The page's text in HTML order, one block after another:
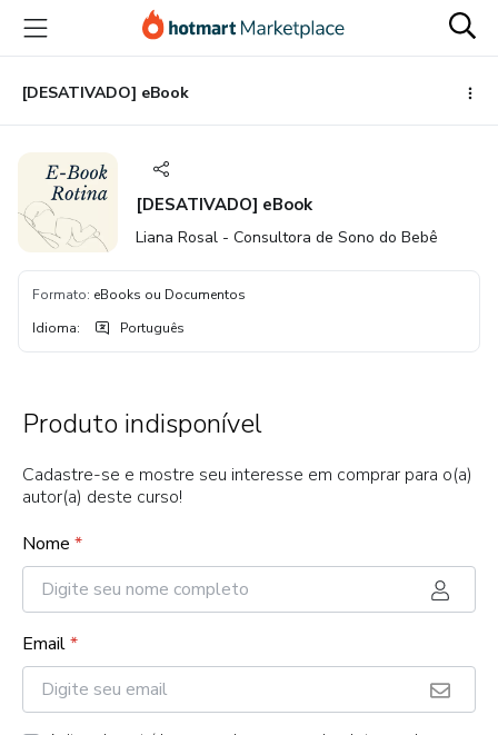
para
conteúdo
principal
para
pagamento
para
rodapé
[DESATIVADO] eBook
[DESATIVADO] eBook
Liana Rosal - Consultora de Sono do Bebê
Formato: eBooks ou Documentos
Idioma: Português
Produto indisponível
Cadastre-se e mostre seu interesse em comprar para o(a)
autor(a) deste curso!
Nome *
Email*